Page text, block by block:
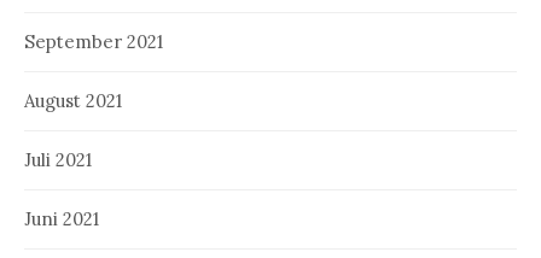
September 2021
August 2021
Juli 2021
Juni 2021